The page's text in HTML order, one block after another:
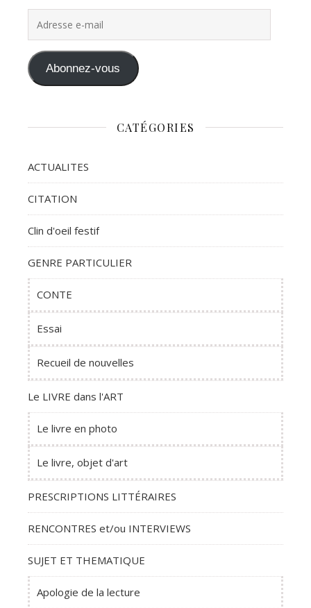
Abonnez-vous
CATÉGORIES
ACTUALITES
CITATION
Clin d'oeil festif
GENRE PARTICULIER
CONTE
Essai
Recueil de nouvelles
Le LIVRE dans l'ART
Le livre en photo
Le livre, objet d'art
PRESCRIPTIONS LITTÉRAIRES
RENCONTRES et/ou INTERVIEWS
SUJET ET THEMATIQUE
Apologie de la lecture